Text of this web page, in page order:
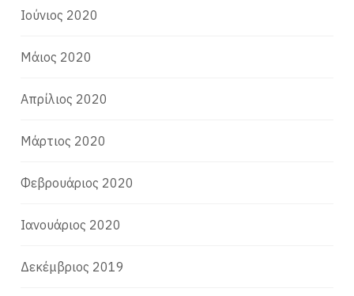
Ιούνιος 2020
Μάιος 2020
Απρίλιος 2020
Μάρτιος 2020
Φεβρουάριος 2020
Ιανουάριος 2020
Δεκέμβριος 2019